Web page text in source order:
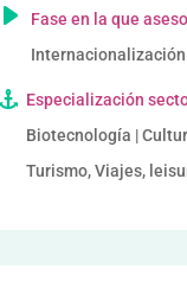
Fase en la que
Internacionalización
Especialización
Biotecnología |
Turismo, Viajes,